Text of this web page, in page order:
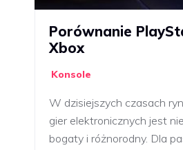
Porównanie
Xbox
Konsole
W dzisiejszych czasach
gier elektronicznych jest
bogaty i różnorodny. Dla